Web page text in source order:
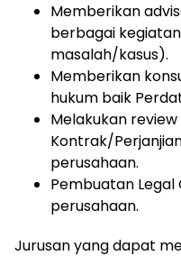
Memberikan
berbagai
masalah/kasus).
Memberikan
hukum baik
Melakukan
Kontrak/
perusahaan.
Pembuatan
perusahaan.
Jurusan yang dapat